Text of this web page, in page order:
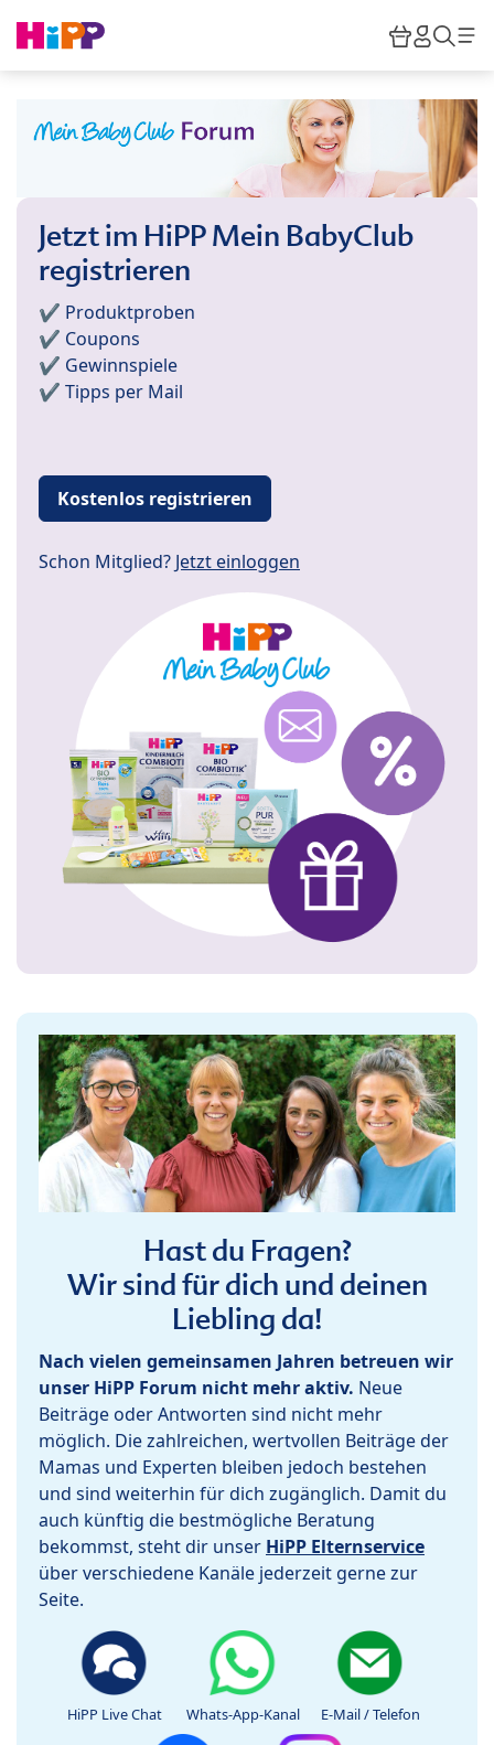
HiPP
Jetzt im HiPP Mein BabyClub
registrieren
✔️ Produktproben
✔️ Coupons
✔️ Gewinnspiele
✔️ Tipps per Mail
Kostenlos registrieren
Schon Mitglied? Jetzt einloggen
Hast du Fragen?
Wir sind für dich und deinen
Liebling da!
Nach vielen gemeinsamen Jahren betreuen wir
unser HiPP Forum nicht mehr aktiv. Neue
Beiträge oder Antworten sind nicht mehr
möglich. Die zahlreichen, wertvollen Beiträge der
Mamas und Experten bleiben jedoch bestehen
und sind weiterhin für dich zugänglich. Damit du
auch künftig die bestmögliche Beratung
bekommst, steht dir unser HiPP Elternservice
über verschiedene Kanäle jederzeit gerne zur
Seite.
HiPP Live Chat Whats-App-Kanal E-Mail / Telefon